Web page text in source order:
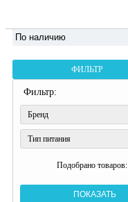
ФИЛЬТР
Фильтр:
Бренд
Тип питания
Подобрано товаров: